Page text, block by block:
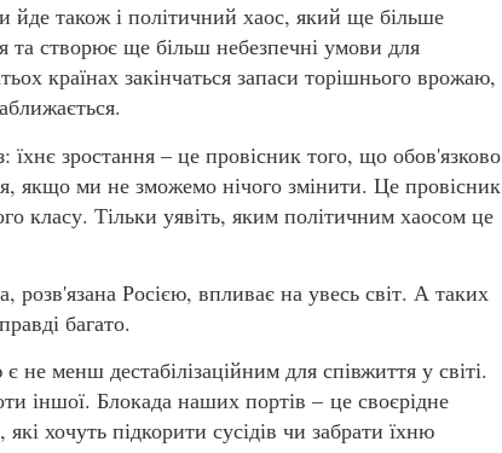
йде також і політичний хаос, який ще більше
та створює ще більш небезпечні умови для
країнах закінчаться запаси торішнього врожаю,
їхнє зростання – це провісник того, що обов'язково
якщо ми не зможемо нічого змінити. Це провісник
класу. Тільки уявіть, яким політичним хаосом це
розв'язана Росією, впливає на увесь світ. А таких
багато.
менш дестабілізаційним для співжиття у світі.
іншої. Блокада наших портів – це своєрідне
хочуть підкорити сусідів чи забрати їхню